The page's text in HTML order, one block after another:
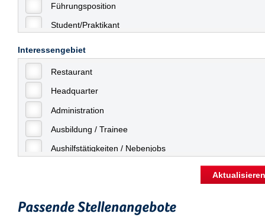
Düsseldorf
Erfurt
Essen
Frankfurt
Frankfurt am Main
Freiburg
Fulda
Göppingen
Hamburg
Führungsposition
Student/Praktikant
Interessengebiet
Restaurant
Headquarter
Administration
Ausbildung / Trainee
Aushilfstätigkeiten / Nebenjobs
Sonstiges
Passende Stellenangebote